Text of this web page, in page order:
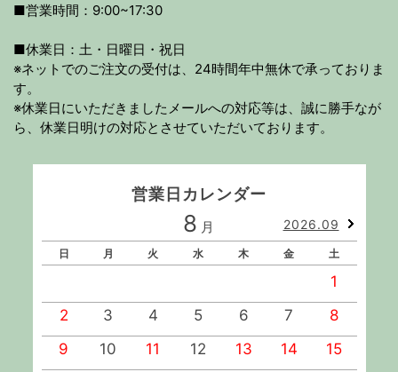
■営業時間：9:00~17:30
■休業日：土・日曜日・祝日
※ネットでのご注文の受付は、24時間年中無休で承っておりま
す。
※休業日にいただきましたメールへの対応等は、誠に勝手なが
ら、休業日明けの対応とさせていただいております。
営業日カレンダー
8 月 2026.09
日 月 火 水 木 金 土
1
2
3 4 5 6 7
8
9
10 11 12 13 14
15